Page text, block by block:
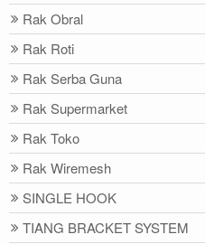
Rak Obral
Rak Roti
Rak Serba Guna
Rak Supermarket
Rak Toko
Rak Wiremesh
SINGLE HOOK
TIANG BRACKET SYSTEM